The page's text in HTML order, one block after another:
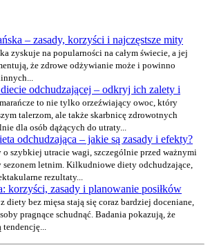
– zasady, korzyści i najczęstsze mity
zyskuje na popularności na całym świecie, a jej
że zdrowe odżywianie może i powinno
odchudzającej – odkryj ich zalety i
to nie tylko orzeźwiający owoc, który
talerzom, ale także skarbnicę zdrowotnych
dla osób dążących do utraty...
odchudzająca – jakie są zasady i efekty?
o szybkiej utracie wagi, szczególnie przed ważnymi
sezonem letnim. Kilkudniowe diety odchudzające,
rezultaty...
korzyści, zasady i planowanie posiłków
diety bez mięsa stają się coraz bardziej doceniane,
pragnące schudnąć. Badania pokazują, że